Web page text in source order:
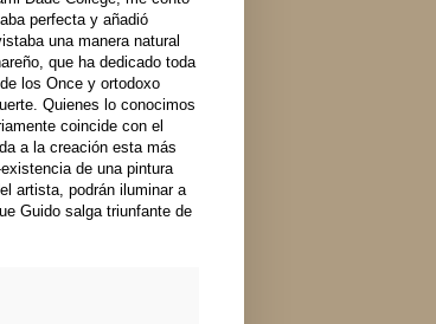
perfecta y añadió
una manera natural
que ha dedicado toda
los Once y ortodoxo
Quienes lo conocimos
coincide con el
a la creación esta más
de una pintura
artista, podrán iluminar a
Guido salga triunfante de